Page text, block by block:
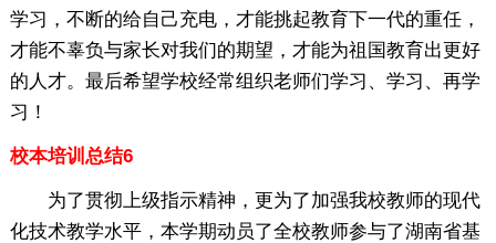
学习，不断的给自己充电，才能挑起教育下一代的重任，
才能不辜负与家长对我们的期望，才能为祖国教育出更好
的人才。最后希望学校经常组织老师们学习、学习、再学
习！
校本培训总结6
为了贯彻上级指示精神，更为了加强我校教师的现代
化技术教学水平，本学期动员了全校教师参与了湖南省基